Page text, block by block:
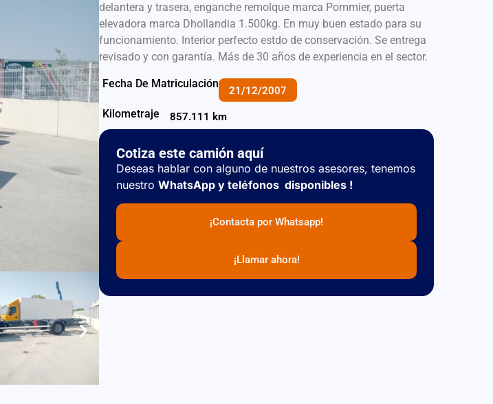
delantera y trasera, enganche remolque marca Pommier, puerta
elevadora marca Dhollandia 1.500kg. En muy buen estado para su
funcionamiento. Interior perfecto estdo de conservación. Se entrega
revisado y con garantía. Más de 30 años de experiencia en el sector.
Fecha De Matriculación
21/12/2007
Kilometraje 857.111 km
Cotiza este camión aquí
Deseas hablar con alguno de nuestros asesores, tenemos
nuestro WhatsApp y teléfonos disponibles !
¡Contacta por Whatsapp!
¡Llamar ahora!